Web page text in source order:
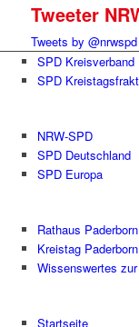
Tweeter
Tweets by @nrwspd
SPD Kreisverband
SPD
NRW-SPD
SPD Deutschland
SPD Europa
Rathaus Paderborn
Kreistag Paderborn
Wissenswertes zur
Startseite